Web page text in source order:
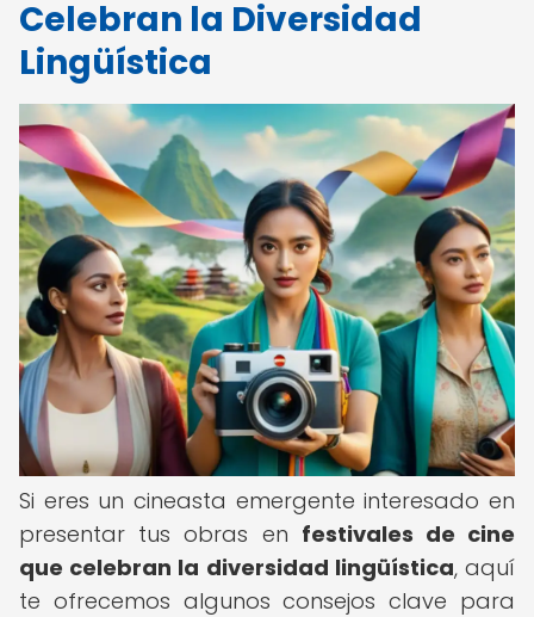
Celebran la Diversidad
Lingüística
Si eres un cineasta emergente interesado en
presentar tus obras en festivales de cine
que celebran la diversidad lingüística, aquí
te ofrecemos algunos consejos clave para